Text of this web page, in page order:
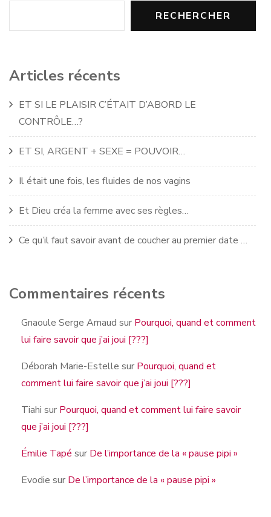
RECHERCHER
Articles récents
ET SI LE PLAISIR C’ÉTAIT D’ABORD LE
CONTRÔLE…?
ET SI, ARGENT + SEXE = POUVOIR…
Il était une fois, les fluides de nos vagins
Et Dieu créa la femme avec ses règles…
Ce qu’il faut savoir avant de coucher au premier date …
Commentaires récents
Gnaoule Serge Arnaud sur Pourquoi, quand et comment
lui faire savoir que j’ai joui [???]
Déborah Marie-Estelle sur Pourquoi, quand et
comment lui faire savoir que j’ai joui [???]
Tiahi sur Pourquoi, quand et comment lui faire savoir
que j’ai joui [???]
Émilie Tapé sur De l’importance de la « pause pipi »
Evodie sur De l’importance de la « pause pipi »